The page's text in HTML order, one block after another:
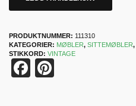
PRODUKTNUMMER: 111310
KATEGORIER: MØBLER, SITTEMØBLER,
STIKKORD: VINTAGE
Facebook